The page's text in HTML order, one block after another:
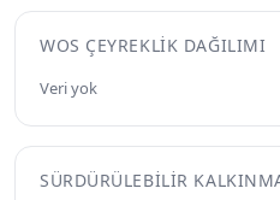
WOS ÇEYREKLIK DAĞILIMI
Veri yok
SÜRDÜRÜLEBILIR